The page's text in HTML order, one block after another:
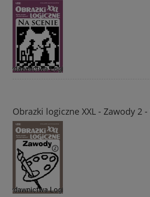
Obrazki logiczne XXL - Zawody 2 -